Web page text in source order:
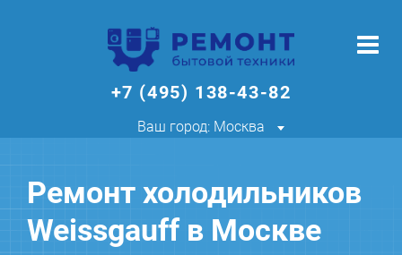
+7 (495) 138-43-82
Ваш город: Москва
Ремонт холодильников
Weissgauff в Москве